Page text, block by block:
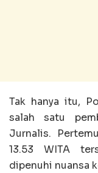
Tak hanya itu,
salah satu
Jurnalis.
13.53 WITA
dipenuhi nuansa